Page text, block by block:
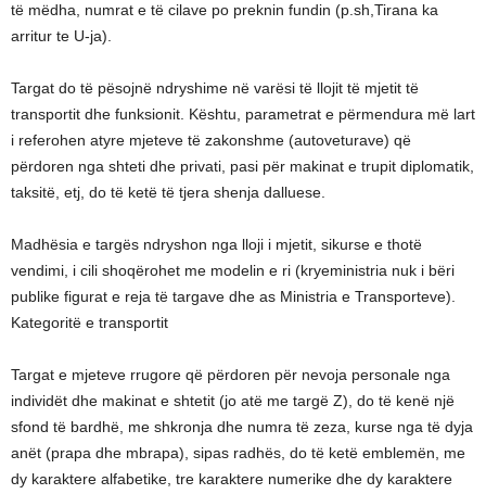
të mëdha, numrat e të cilave po preknin fundin (p.sh,Tirana ka
arritur te U-ja).
Targat do të pësojnë ndryshime në varësi të llojit të mjetit të
transportit dhe funksionit. Kështu, parametrat e përmendura më lart
i referohen atyre mjeteve të zakonshme (autoveturave) që
përdoren nga shteti dhe privati, pasi për makinat e trupit diplomatik,
taksitë, etj, do të ketë të tjera shenja dalluese.
Madhësia e targës ndryshon nga lloji i mjetit, sikurse e thotë
vendimi, i cili shoqërohet me modelin e ri (kryeministria nuk i bëri
publike figurat e reja të targave dhe as Ministria e Transporteve).
Kategoritë e transportit
Targat e mjeteve rrugore që përdoren për nevoja personale nga
individët dhe makinat e shtetit (jo atë me targë Z), do të kenë një
sfond të bardhë, me shkronja dhe numra të zeza, kurse nga të dyja
anët (prapa dhe mbrapa), sipas radhës, do të ketë emblemën, me
dy karaktere alfabetike, tre karaktere numerike dhe dy karaktere